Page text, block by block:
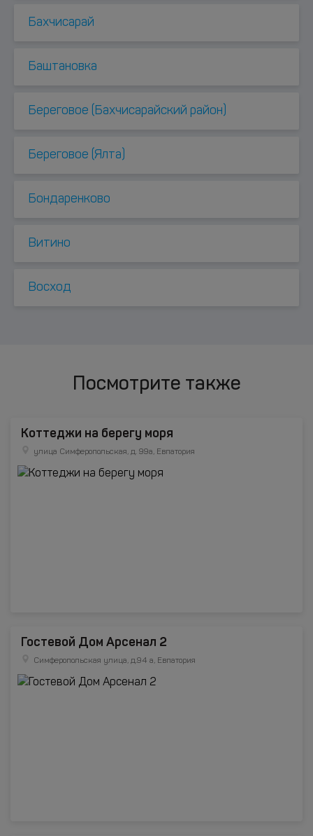
Бахчисарай
Баштановка
Береговое (Бахчисарайский район)
Береговое (Ялта)
Бондаренково
Витино
Восход
Посмотрите также
Коттеджи на берегу моря
улица Симферопольская, д. 99а, Евпатория
Гостевой Дом Арсенал 2
Симферопольская улица, д.94 а, Евпатория